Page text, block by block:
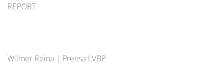
REPORT
Wilmer Reina | Prensa LVBP